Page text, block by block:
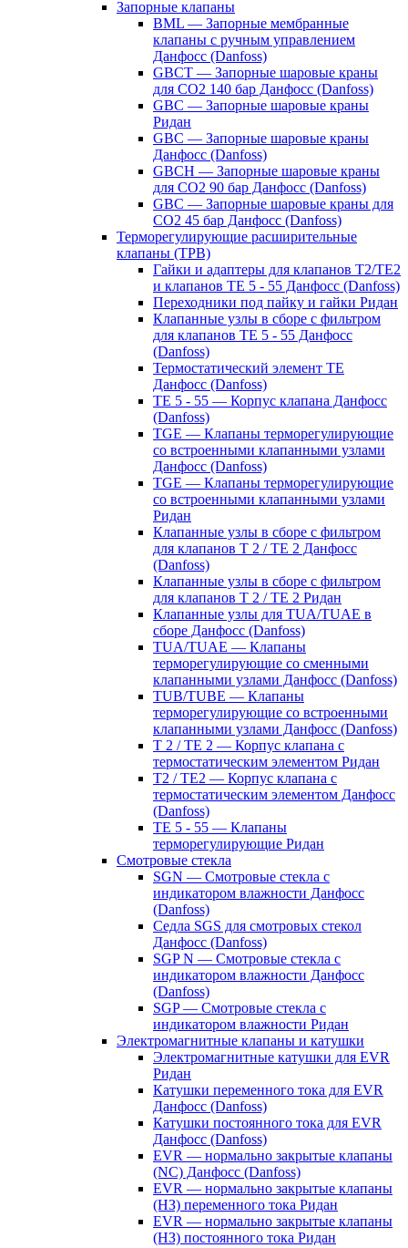
Запорные клапаны
BML — Запорные мембранные
клапаны с ручным управлением
Данфосс (Danfoss)
GBCT — Запорные шаровые краны
для CO2 140 бар Данфосс (Danfoss)
GBC — Запорные шаровые краны
Ридан
GBC — Запорные шаровые краны
Данфосс (Danfoss)
GBCH — Запорные шаровые краны
для CO2 90 бар Данфосс (Danfoss)
GBC — Запорные шаровые краны для
CO2 45 бар Данфосс (Danfoss)
Терморегулирующие расширительные
клапаны (ТРВ)
Гайки и адаптеры для клапанов T2/TE2
и клапанов TE 5 - 55 Данфосс (Danfoss)
Переходники под пайку и гайки Ридан
Клапанные узлы в сборе с фильтром
для клапанов TE 5 - 55 Данфосс
(Danfoss)
Термостатический элемент TE
Данфосс (Danfoss)
TE 5 - 55 — Корпус клапана Данфосс
(Danfoss)
TGE — Клапаны терморегулирующие
со встроенными клапанными узлами
Данфосс (Danfoss)
TGE — Клапаны терморегулирующие
со встроенными клапанными узлами
Ридан
Клапанные узлы в сборе с фильтром
для клапанов T 2 / TE 2 Данфосс
(Danfoss)
Клапанные узлы в сборе с фильтром
для клапанов T 2 / TE 2 Ридан
Клапанные узлы для TUA/TUAE в
сборе Данфосс (Danfoss)
TUA/TUAE — Клапаны
терморегулирующие со сменными
клапанными узлами Данфосс (Danfoss)
TUB/TUBE — Клапаны
терморегулирующие со встроенными
клапанными узлами Данфосс (Danfoss)
T 2 / TE 2 — Корпус клапана с
термостатическим элементом Ридан
T2 / TE2 — Корпус клапана с
термостатическим элементом Данфосс
(Danfoss)
TE 5 - 55 — Клапаны
терморегулирующие Ридан
Смотровые стекла
SGN — Смотровые стекла с
индикатором влажности Данфосс
(Danfoss)
Седла SGS для смотровых стекол
Данфосс (Danfoss)
SGP N — Смотровые стекла с
индикатором влажности Данфосс
(Danfoss)
SGP — Смотровые стекла с
индикатором влажности Ридан
Электромагнитные клапаны и катушки
Электромагнитные катушки для EVR
Ридан
Катушки переменного тока для EVR
Данфосс (Danfoss)
Катушки постоянного тока для EVR
Данфосс (Danfoss)
EVR — нормально закрытые клапаны
(NC) Данфосс (Danfoss)
EVR — нормально закрытые клапаны
(НЗ) переменного тока Ридан
EVR — нормально закрытые клапаны
(НЗ) постоянного тока Ридан